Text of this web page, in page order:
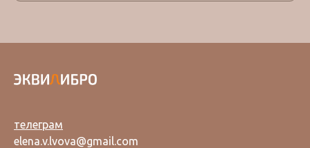
телеграм
elena.v.lvova@gmail.com